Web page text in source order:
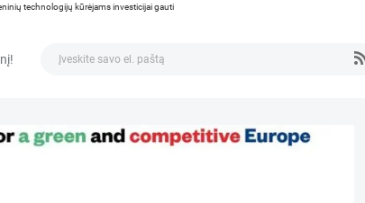
technologijų kūrėjams investicijai gauti